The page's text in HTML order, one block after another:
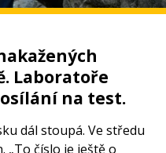
Laboratoře
na test.
dál stoupá. Ve středu
„To číslo je ještě o